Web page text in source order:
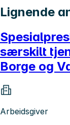
Lignende
særskilt
Borge og
Arbeidsgiver